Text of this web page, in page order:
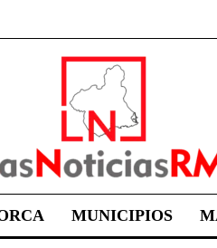
MUNICIPIOS